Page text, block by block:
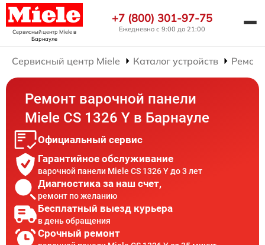
Сервисный центр Mieleв
Барнауле
+7 (800) 301-97-75
Ежедневно с 9:00 до 21:00
Сервисный центр Miele Каталог устройств
Ремонт варочной панели
Miele CS 1326 Y в Барнауле
Официальный сервис
Гарантийное обслуживание
варочной панели Miele CS 1326 Y до 3 лет
Диагностика за наш счет,
ремонт по желанию
Бесплатный выезд курьера
в день обращения
Срочный ремонт